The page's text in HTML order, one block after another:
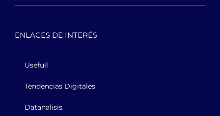
ENLACES DE INTERÉS
Usefull
Tendencias Digitales
Datanalisis